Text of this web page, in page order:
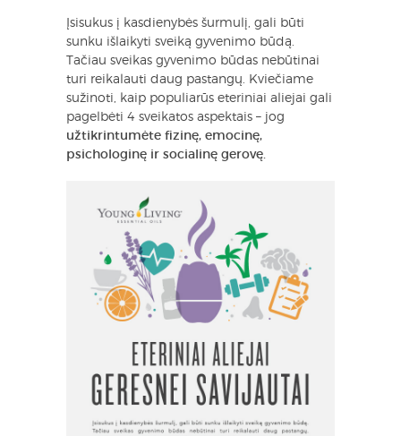
Įsisukus į kasdienybės šurmulį, gali būti
sunku išlaikyti sveiką gyvenimo būdą.
Tačiau sveikas gyvenimo būdas nebūtinai
turi reikalauti daug pastangų. Kviečiame
sužinoti, kaip populiarūs eteriniai aliejai gali
pagelbėti 4 sveikatos aspektais – jog
užtikrintumėte fizinę, emocinę,
psichologinę ir socialinę gerovę.